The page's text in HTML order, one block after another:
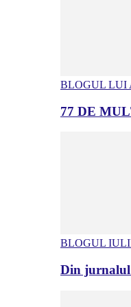
BLOGUL LUI
77 DE
BLOGUL
Din jurnalul